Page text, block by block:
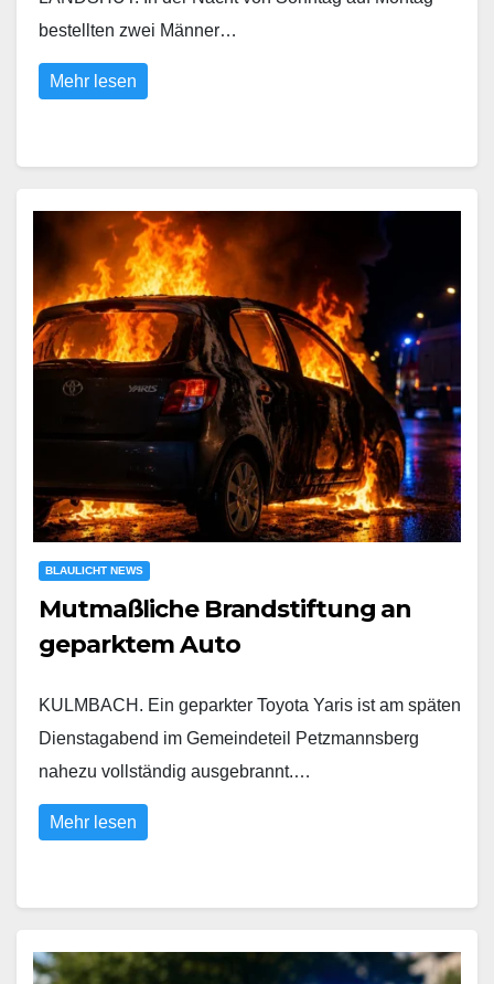
bestellten zwei Männer…
Mehr lesen
BLAULICHT NEWS
Mutmaßliche Brandstiftung an
geparktem Auto
KULMBACH. Ein geparkter Toyota Yaris ist am späten
Dienstagabend im Gemeindeteil Petzmannsberg
nahezu vollständig ausgebrannt.…
Mehr lesen